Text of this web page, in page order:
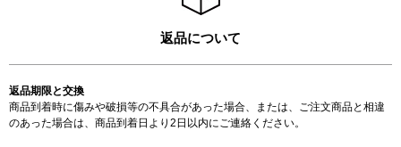
返品について
返品期限と交換
商品到着時に傷みや破損等の不具合があった場合、または、ご注文商品と相違
のあった場合は、商品到着日より2日以内にご連絡ください。